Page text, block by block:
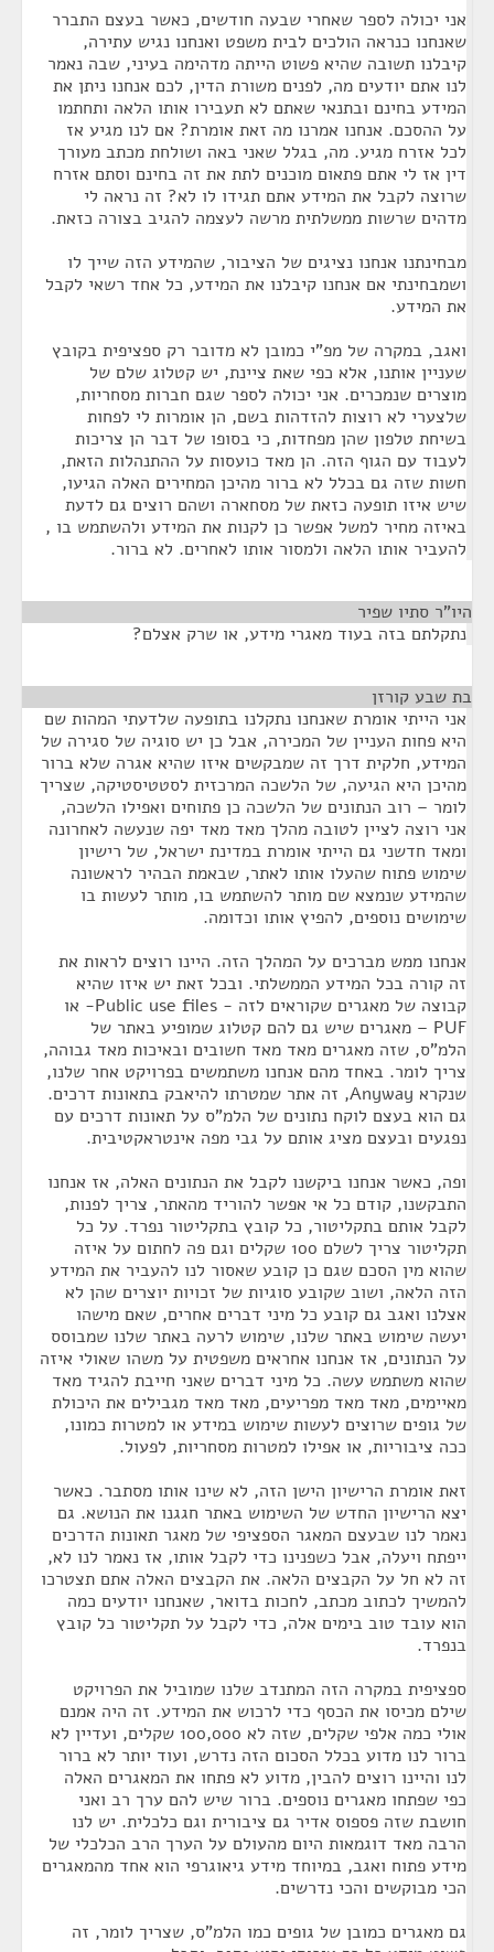
אני יכולה לספר שאחרי שבעה חודשים, כאשר בעצם התברר
שאנחנו כנראה הולכים לבית משפט ואנחנו נגיש עתירה,
קיבלנו תשובה שהיא פשוט הייתה מדהימה בעיני, שבה נאמר
לנו אתם יודעים מה, לפנים משורת הדין, לכם אנחנו ניתן את
המידע בחינם ובתנאי שאתם לא תעבירו אותו הלאה ותחתמו
על ההסכם. אנחנו אמרנו מה זאת אומרת? אם לנו מגיע אז
לכל אזרח מגיע. מה, בגלל שאני באה ושולחת מכתב מעורך
דין אז לי אתם פתאום מוכנים לתת את זה בחינם וסתם אזרח
שרוצה לקבל את המידע אתם תגידו לו לא? זה נראה לי
מדהים שרשות ממשלתית מרשה לעצמה להגיב בצורה כזאת.
מבחינתנו אנחנו נציגים של הציבור, שהמידע הזה שייך לו
ושמבחינתי אם אנחנו קיבלנו את המידע, כל אחד רשאי לקבל
את המידע.
ואגב, במקרה של מפ"י כמובן לא מדובר רק ספציפית בקובץ
שעניין אותנו, אלא כפי שאת ציינת, יש קטלוג שלם של
מוצרים שנמכרים. אני יכולה לספר שגם חברות מסחריות,
שלצערי לא רוצות להזדהות בשם, הן אומרות לי לפחות
בשיחת טלפון שהן מפחדות, כי בסופו של דבר הן צריכות
לעבוד עם הגוף הזה. הן מאד כועסות על ההתנהלות הזאת,
חשות שזה גם בכלל לא ברור מהיכן המחירים האלה הגיעו,
שיש איזו תופעה כזאת של מסחארה ושהם רוצים גם לדעת
באיזה מחיר למשל אפשר כן לקנות את המידע ולהשתמש בו ,
להעביר אותו הלאה ולמסור אותו לאחרים. לא ברור.
היו"ר סתיו שפיר
נתקלתם בזה בעוד מאגרי מידע, או שרק אצלם?
בת שבע קורזן
אני הייתי אומרת שאנחנו נתקלנו בתופעה שלדעתי המהות שם
היא פחות העניין של המכירה, אבל כן יש סוגיה של סגירה של
המידע, חלקית דרך זה שמבקשים איזו שהיא אגרה שלא ברור
מהיכן היא הגיעה, של הלשכה המרכזית לסטטיסטיקה, שצריך
לומר – רוב הנתונים של הלשכה כן פתוחים ואפילו הלשכה,
אני רוצה לציין לטובה מהלך מאד מאד יפה שנעשה לאחרונה
ומאד חדשני גם הייתי אומרת במדינת ישראל, של רישיון
שימוש פתוח שהעלו אותו לאתר, שבאמת הבהיר לראשונה
שהמידע שנמצא שם מותר להשתמש בו, מותר לעשות בו
שימושים נוספים, להפיץ אותו וכדומה.
אנחנו ממש מברכים על המהלך הזה. היינו רוצים לראות את
זה קורה בכל המידע הממשלתי. ובכל זאת יש איזו שהיא
קבוצה של מאגרים שקוראים לזה - Public use files- או
PUF – מאגרים שיש גם להם קטלוג שמופיע באתר של
הלמ"ס, שזה מאגרים מאד מאד חשובים ובאיכות מאד גבוהה,
צריך לומר. באחד מהם אנחנו משתמשים בפרויקט אחר שלנו,
שנקרא Anyway, זה אתר שמטרתו להיאבק בתאונות דרכים.
גם הוא בעצם לוקח נתונים של הלמ"ס על תאונות דרכים עם
נפגעים ובעצם מציג אותם על גבי מפה אינטראקטיבית.
ופה, כאשר אנחנו ביקשנו לקבל את הנתונים האלה, אז אנחנו
התבקשנו, קודם כל אי אפשר להוריד מהאתר, צריך לפנות,
לקבל אותם בתקליטור, כל קובץ בתקליטור נפרד. על כל
תקליטור צריך לשלם 100 שקלים וגם פה לחתום על איזה
שהוא מין הסכם שגם כן קובע שאסור לנו להעביר את המידע
הזה הלאה, ושוב שקובע סוגיות של זכויות יוצרים שהן לא
אצלנו ואגב גם קובע כל מיני דברים אחרים, שאם מישהו
יעשה שימוש באתר שלנו, שימוש לרעה באתר שלנו שמבוסס
על הנתונים, אז אנחנו אחראים משפטית על משהו שאולי איזה
שהוא משתמש עשה. כל מיני דברים שאני חייבת להגיד מאד
מאיימים, מאד מאד מפריעים, מאד מאד מגבילים את היכולת
של גופים שרוצים לעשות שימוש במידע או למטרות כמונו,
ככה ציבוריות, או אפילו למטרות מסחריות, לפעול.
זאת אומרת הרישיון הישן הזה, לא שינו אותו מסתבר. כאשר
יצא הרישיון החדש של השימוש באתר חגגנו את הנושא. גם
נאמר לנו שבעצם המאגר הספציפי של מאגר תאונות הדרכים
ייפתח ויעלה, אבל כשפנינו כדי לקבל אותו, אז נאמר לנו לא,
זה לא חל על הקבצים הלאה. את הקבצים האלה אתם תצטרכו
להמשיך לכתוב מכתב, לחכות בדואר, שאנחנו יודעים כמה
הוא עובד טוב בימים אלה, כדי לקבל על תקליטור כל קובץ
בנפרד.
ספציפית במקרה הזה המתנדב שלנו שמוביל את הפרויקט
שילם מכיסו את הכסף כדי לרכוש את המידע. זה היה אמנם
אולי כמה אלפי שקלים, שזה לא 100,000 שקלים, ועדיין לא
ברור לנו מדוע בכלל הסכום הזה נדרש, ועוד יותר לא ברור
לנו והיינו רוצים להבין, מדוע לא פתחו את המאגרים האלה
כפי שפתחו מאגרים נוספים. ברור שיש להם ערך רב ואני
חושבת שזה פספוס אדיר גם ציבורית וגם כלכלית. יש לנו
הרבה מאד דוגמאות היום מהעולם על הערך הרב הכלכלי של
מידע פתוח ואגב, במיוחד מידע גיאוגרפי הוא אחד מהמאגרים
הכי מבוקשים והכי נדרשים.
גם מאגרים כמובן של גופים כמו הלמ"ס, שצריך לומר, זה